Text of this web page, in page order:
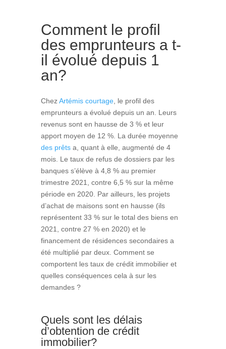
Comment le profil
des emprunteurs a t-
il évolué depuis 1
an?
ChezArtémis courtage, le profil des
emprunteurs a évolué depuis un an. Leurs
revenus sont en hausse de 3 % et leur
apport moyen de 12 %. La durée moyenne
des prêts a, quant à elle, augmenté de 4
mois. Le taux de refus de dossiers par les
banques s’élève à 4,8 % au premier
trimestre 2021, contre 6,5 % sur la même
période en 2020. Par ailleurs, les projets
d’achat de maisons sont en hausse (ils
représentent 33 % sur le total des biens en
2021, contre 27 % en 2020) et le
financement de résidences secondaires a
été multiplié par deux. Comment se
comportent les taux de crédit immobilier et
quelles conséquences cela à sur les
demandes ?
Quels sont les délais
d’obtention de crédit
immobilier?